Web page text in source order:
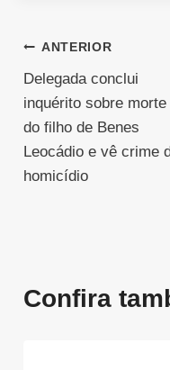
Navegação
de
Post
ANTERIOR
Delegada conclui
inquérito sobre morte
do filho de Benes
Leocádio e vê crime
homicídio
Confira